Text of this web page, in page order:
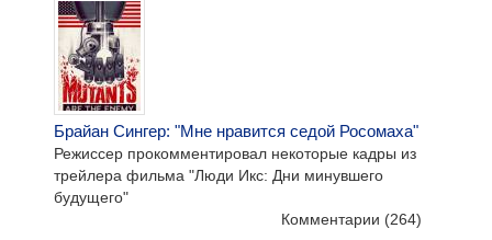
Брайан Сингер: "Мне нравится седой Росомаха"
Режиссер прокомментировал некоторые кадры из
трейлера фильма "Люди Икс: Дни минувшего
будущего"
Комментарии (264)